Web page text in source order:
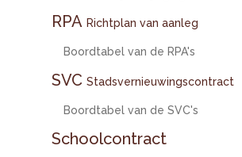
RPA Richtplan van aanleg
Boordtabel van de RPA's
SVC Stadsvernieuwingscontract
Boordtabel van de SVC's
Schoolcontract